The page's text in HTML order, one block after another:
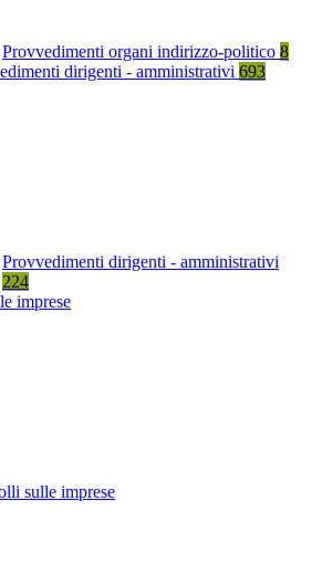
Provvedimenti organi indirizzo-politico 8
dirigenti - amministrativi 693
Provvedimenti dirigenti - amministrativi
224
imprese
sulle imprese